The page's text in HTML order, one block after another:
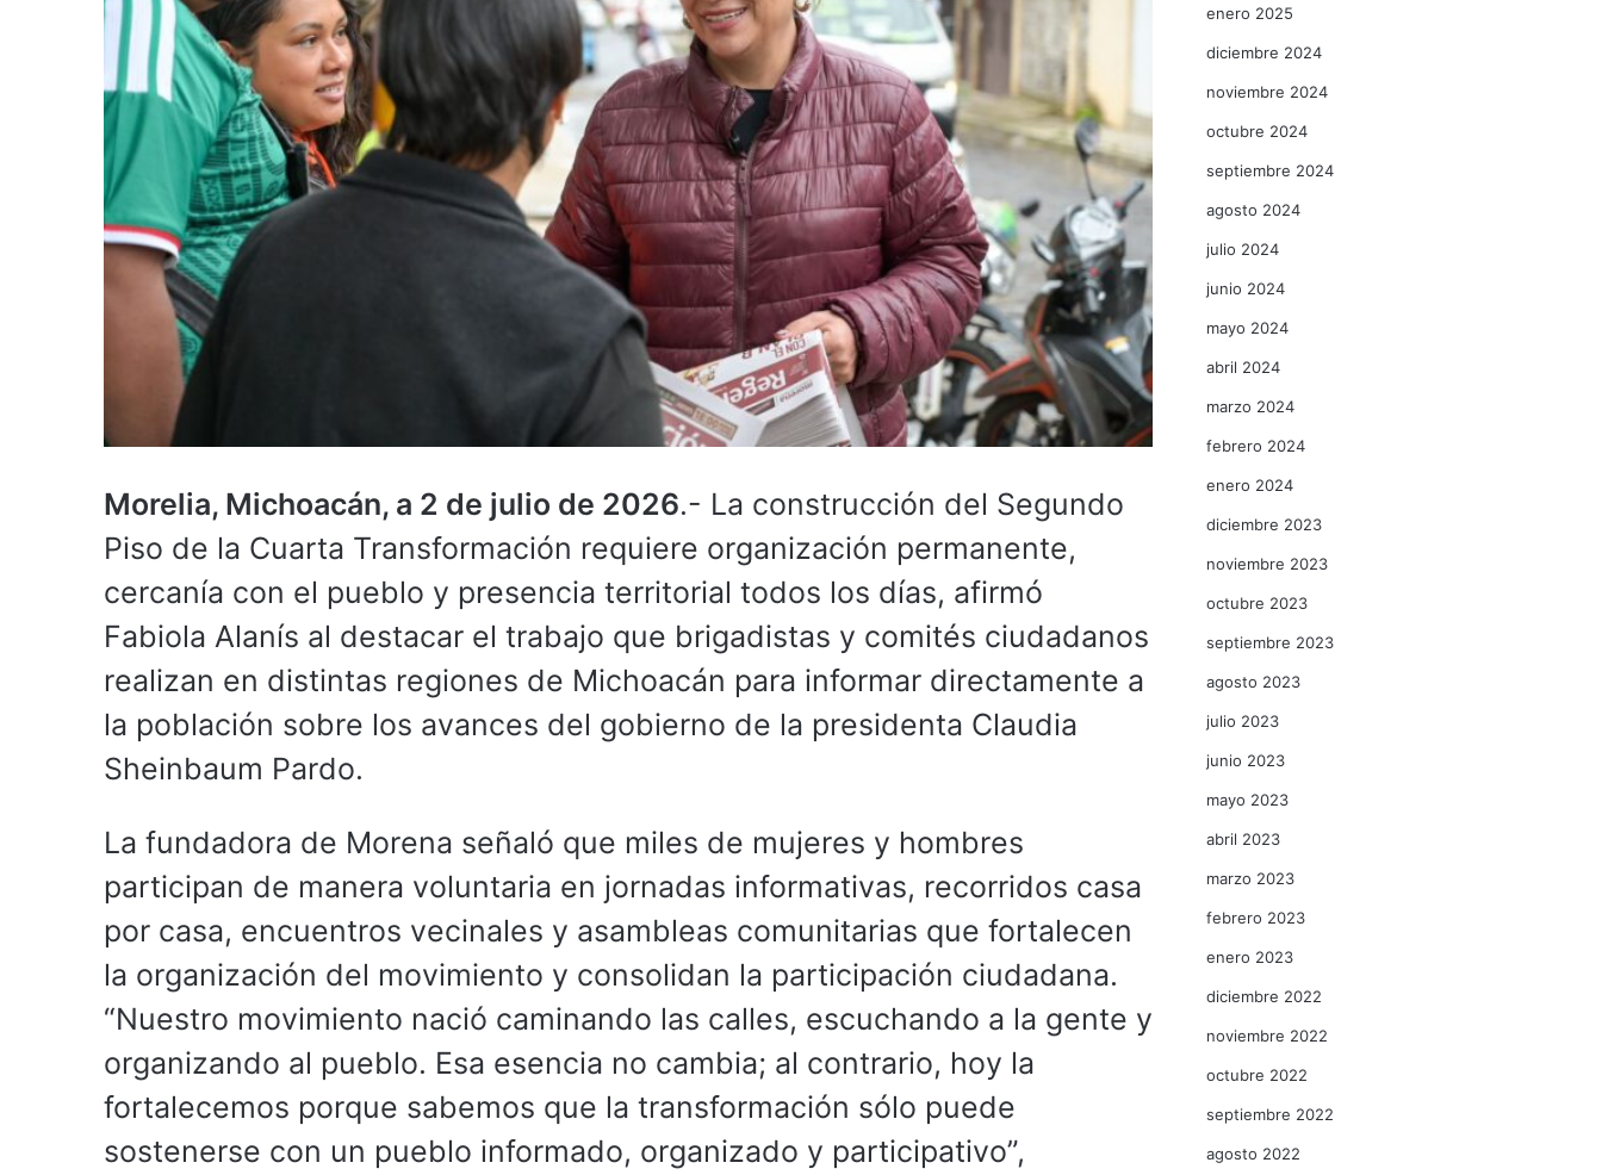
Morelia, Michoacán, a 2 de julio de 2026.- La construcción del Segundo
Piso de la Cuarta Transformación requiere organización permanente,
cercanía con el pueblo y presencia territorial todos los días, afirmó
Fabiola Alanís al destacar el trabajo que brigadistas y comités ciudadanos
realizan en distintas regiones de Michoacán para informar directamente a
la población sobre los avances del gobierno de la presidenta Claudia
Sheinbaum Pardo.
La fundadora de Morena señaló que miles de mujeres y hombres
participan de manera voluntaria en jornadas informativas, recorridos casa
por casa, encuentros vecinales y asambleas comunitarias que fortalecen
la organización del movimiento y consolidan la participación ciudadana.
“Nuestro movimiento nació caminando las calles, escuchando a la gente y
organizando al pueblo. Esa esencia no cambia; al contrario, hoy la
fortalecemos porque sabemos que la transformación sólo puede
sostenerse con un pueblo informado, organizado y participativo”,
enero 2025
diciembre 2024
noviembre 2024
octubre 2024
septiembre 2024
agosto 2024
julio 2024
junio 2024
mayo 2024
abril 2024
marzo 2024
febrero 2024
enero 2024
diciembre 2023
noviembre 2023
octubre 2023
septiembre 2023
agosto 2023
julio 2023
junio 2023
mayo 2023
abril 2023
marzo 2023
febrero 2023
enero 2023
diciembre 2022
noviembre 2022
octubre 2022
septiembre 2022
agosto 2022